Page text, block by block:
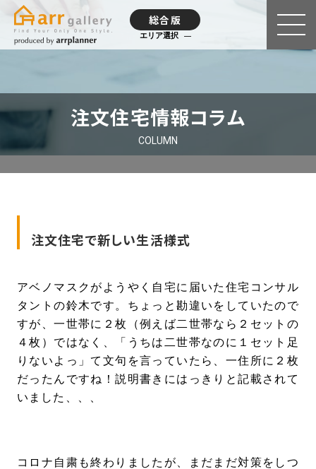
総合版
エリア選択
注文住宅情報コラム
COLUMN
注文住宅で新しい生活様式
アベノマスクがようやく自宅に届いた住宅コンサル
タントの鈴木です。ちょっと勘違いをしていたので
すが、一世帯に２枚（例えば二世帯なら２セットの
４枚）ではなく、「うちは二世帯なのに１セット足
りないよっ」て文句を言っていたら、一住所に２枚
だったんですね！説明書きにはっきりと記載されて
いました、、、
コロナ自粛も終わりましたが、まだまだ対策をしつ